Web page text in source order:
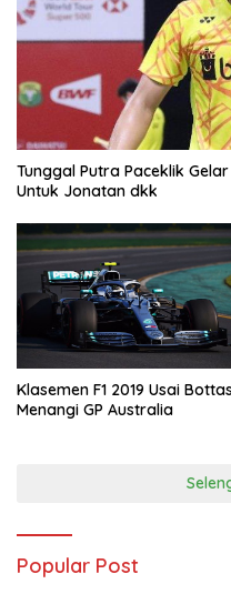
Tunggal Putra Paceklik
Untuk Jonatan dkk
Klasemen F1 2019 Usai Bottas
Menangi GP Australia
Popular Post